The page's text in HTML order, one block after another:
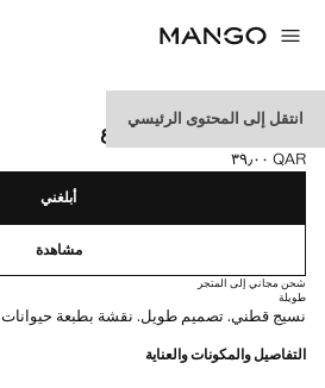
انتقل إلى المحتوى الرئيسي
جوارب قطن بطباعة ضفدع
السعر الحالي [QAR ٣٩٫٠٠ ]
QAR ٣٩٫٠٠
حدد اللون
أبلغني
مشاهدة
شحن مجاني إلى المتجر
طويلة
نسيج قطني. تصميم طويل. نقشة بطبعة حيوانات
التفاصيل والمكونات والعناية